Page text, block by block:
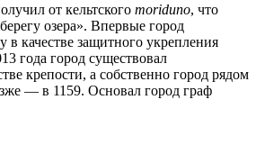
от кельтского moriduno, что
озера». Впервые город
в качестве защитного укрепления
года город существовал
крепости, а собственно город рядом
— в 1159. Основал город граф